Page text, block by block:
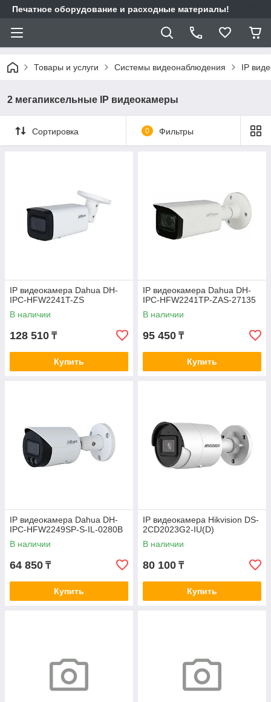
Печатное оборудование и расходные материалы!
Товары и услуги Системы видеонаблюдения IP
2 мегапиксельные IP видеокамеры
Сортировка 0 Фильтры
IP видеокамера Dahua DH-
IPC-HFW2241T-ZS
В наличии
128 510 ₸
Купить
IP видеокамера Dahua DH-
IPC-HFW2241TP-ZAS-27135
В наличии
95 450 ₸
Купить
IP видеокамера Dahua DH-
IPC-HFW2249SP-S-IL-0280B
В наличии
64 850 ₸
Купить
IP видеокамера Hikvision DS-
2CD2023G2-IU(D)
В наличии
80 100 ₸
Купить